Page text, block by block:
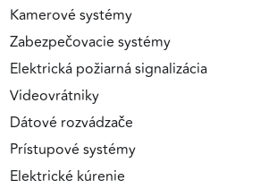
Kamerové systémy
Zabezpečovacie systémy
Elektrická požiarná signalizácia
Videovrátniky
Dátové rozvádzače
Prístupové systémy
Elektrické kúrenie